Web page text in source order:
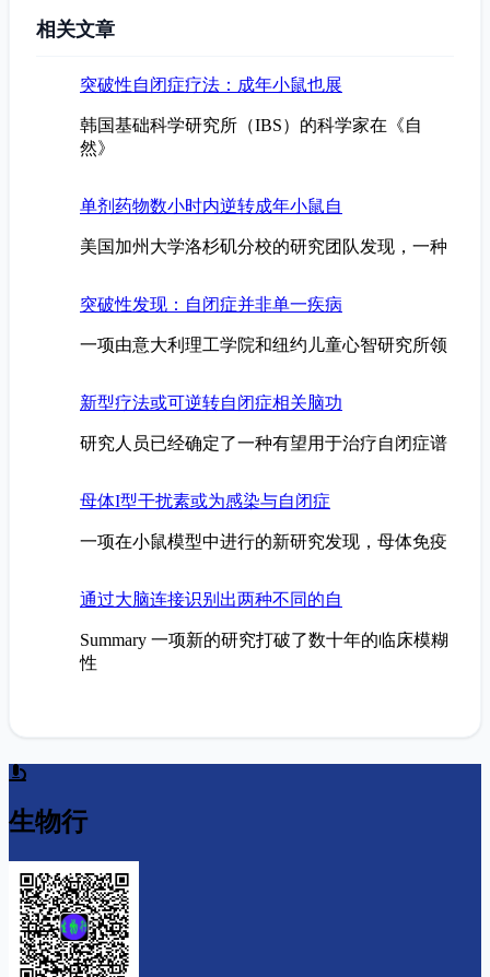
相关文章
突破性自闭症疗法：成年小鼠也展
韩国基础科学研究所（IBS）的科学家在《自
然》
单剂药物数小时内逆转成年小鼠自
美国加州大学洛杉矶分校的研究团队发现，一种
突破性发现：自闭症并非单一疾病
一项由意大利理工学院和纽约儿童心智研究所领
新型疗法或可逆转自闭症相关脑功
研究人员已经确定了一种有望用于治疗自闭症谱
母体I型干扰素或为感染与自闭症
一项在小鼠模型中进行的新研究发现，母体免疫
通过大脑连接识别出两种不同的自
Summary 一项新的研究打破了数十年的临床模糊
性
生物行